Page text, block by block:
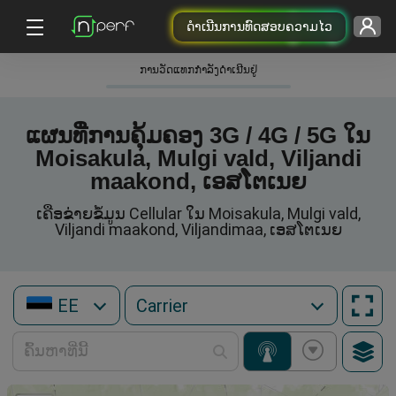
ດຳເນີນການທົດສອບຄວາມໄວ
ການວັດແທກກໍາລັງດໍາເນີນຢູ່
ແຜນທີ່ການຄຸ້ມຄອງ 3G / 4G / 5G ໃນ
Moisakula, Mulgi vald, Viljandi
maakond, ເອສໂຕເນຍ
ເຄືອຂ່າຍຂໍ້ມູນ Cellular ໃນ Moisakula, Mulgi vald,
Viljandi maakond, Viljandimaa, ເອສໂຕເນຍ
EE